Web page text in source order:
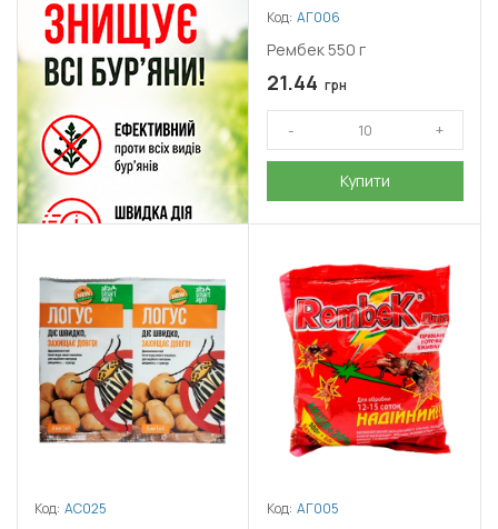
Код: АГ006
Рембек 550 г
21.44 грн
Купити
Код: АС025 Код: АГ005